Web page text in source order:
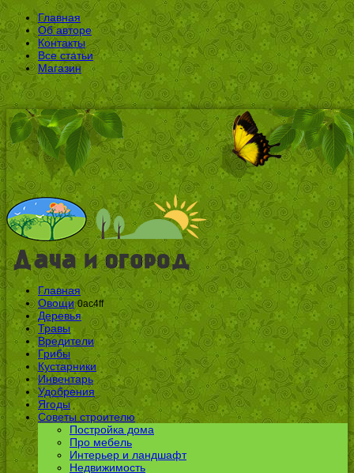
Главная
Об авторе
Контакты
Все статьи
Магазин
Главная
Овощи 0ac4ff
Деревья
Травы
Вредители
Грибы
Кустарники
Инвентарь
Удобрения
Ягоды
Советы строителю
Постройка дома
Про мебель
Интерьер и ландшафт
Недвижимость